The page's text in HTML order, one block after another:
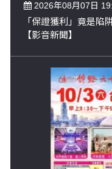
2026年08月07日
「保證獲利」竟是陷
【影音新聞】